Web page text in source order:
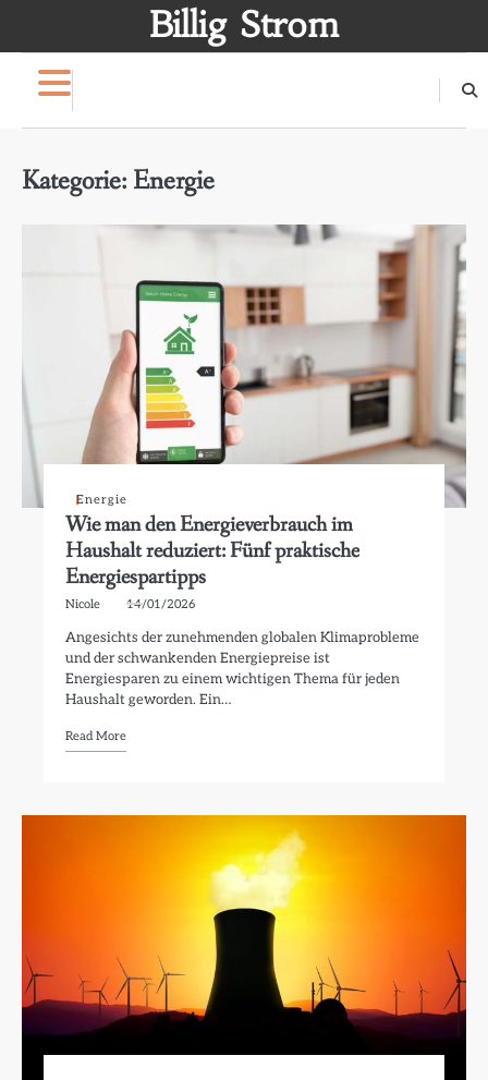
Billig Strom
Kategorie: Energie
Energie
Wie man den Energieverbrauch im
Haushalt reduziert: Fünf praktische
Energiespartipps
Nicole 14/01/2026
Angesichts der zunehmenden globalen Klimaprobleme
und der schwankenden Energiepreise ist
Energiesparen zu einem wichtigen Thema für jeden
Haushalt geworden. Ein…
Read More